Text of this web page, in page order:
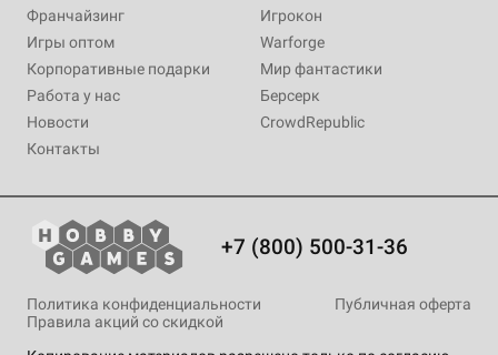
Франчайзинг
Игры оптом
Корпоративные подарки
Работа у нас
Новости
Контакты
Игрокон
Warforge
Мир фантастики
Берсерк
CrowdRepublic
+7 (800) 500-31-36
Политика конфиденциальности
Публичная оферта
Правила акций со скидкой